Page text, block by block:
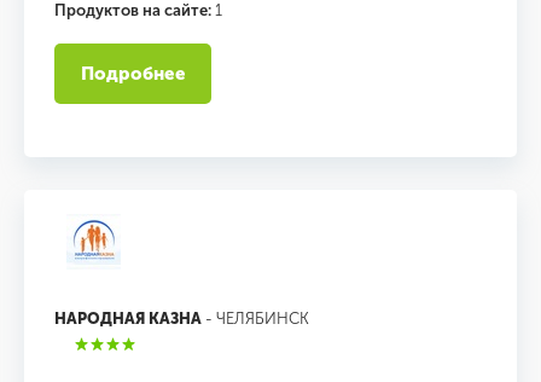
Продуктов на сайте: 1
Подробнее
НАРОДНАЯ КАЗНА - ЧЕЛЯБИНСК